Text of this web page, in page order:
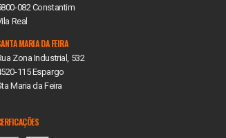
082 Constantim
Real
MARIA DA FEIRA
Zona Industrial, 532
115 Espargo
Maria da Feira